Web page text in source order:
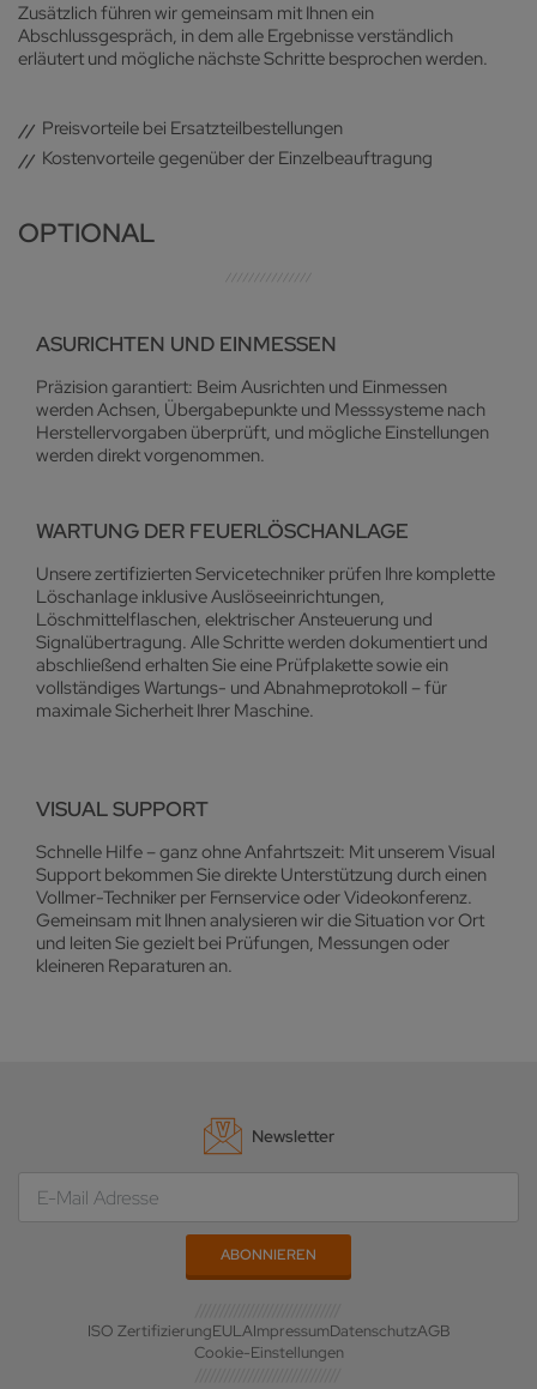
Zusätzlich führen wir gemeinsam mit Ihnen ein
Abschlussgespräch, in dem alle Ergebnisse verständlich
erläutert und mögliche nächste Schritte besprochen werden.
Preisvorteile bei Ersatzteilbestellungen
Kostenvorteile gegenüber der Einzelbeauftragung
OPTIONAL
ASURICHTEN UND EINMESSEN
Präzision garantiert: Beim Ausrichten und Einmessen
werden Achsen, Übergabepunkte und Messsysteme nach
Herstellervorgaben überprüft, und mögliche Einstellungen
werden direkt vorgenommen.
WARTUNG DER FEUERLÖSCHANLAGE
Unsere zertifizierten Servicetechniker prüfen Ihre komplette
Löschanlage inklusive Auslöseeinrichtungen,
Löschmittelflaschen, elektrischer Ansteuerung und
Signalübertragung. Alle Schritte werden dokumentiert und
abschließend erhalten Sie eine Prüfplakette sowie ein
vollständiges Wartungs- und Abnahmeprotokoll – für
maximale Sicherheit Ihrer Maschine.
VISUAL SUPPORT
Schnelle Hilfe – ganz ohne Anfahrtszeit: Mit unserem Visual
Support bekommen Sie direkte Unterstützung durch einen
Vollmer-Techniker per Fernservice oder Videokonferenz.
Gemeinsam mit Ihnen analysieren wir die Situation vor Ort
und leiten Sie gezielt bei Prüfungen, Messungen oder
kleineren Reparaturen an.
Newsletter
ISO ZertifizierungEULAImpressumDatenschutzAGB
Cookie-Einstellungen